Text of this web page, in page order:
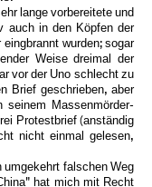
lange vorbereitete und
auch in den Köpfen der
wurden; sogar
Weise dreimal der
vor der Uno schlecht zu
Brief geschrieben, aber
Massenmörder-
Protestbrief (anständig
nicht einmal gelesen,
falschen Weg
hat mich mit Recht